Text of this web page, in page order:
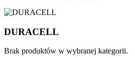
DURACELL
Brak produktów w wybranej kategorii.